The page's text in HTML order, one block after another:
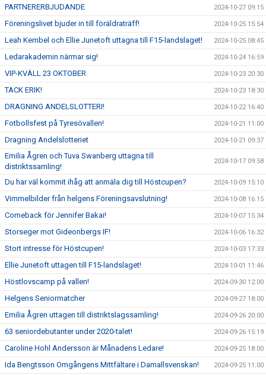
PARTNERERBJUDANDE 2024-10-27 09:15
Föreningslivet bjuder in till föräldraträff! 2024-10-25 15:54
Leah Kembel och Ellie Junetoft uttagna till F15-landslaget! 2024-10-25 08:45
Ledarakademin närmar sig! 2024-10-24 16:59
VIP-KVÄLL 23 OKTOBER 2024-10-23 20:30
TACK ERIK! 2024-10-23 18:30
DRAGNING ANDELSLOTTERI! 2024-10-22 16:40
Fotbollsfest på Tyresövallen! 2024-10-21 11:00
Dragning Andelslotteriet 2024-10-21 09:37
Emilia Ågren och Tuva Swanberg uttagna till
distriktssamling!
2024-10-17 09:58
Du har väl kommit ihåg att anmäla dig till Höstcupen? 2024-10-09 15:10
Vimmelbilder från helgens Föreningsavslutning! 2024-10-08 16:15
Comeback för Jennifer Bakai! 2024-10-07 15:34
Storseger mot Gideonbergs IF! 2024-10-06 16:32
Stort intresse för Höstcupen! 2024-10-03 17:33
Ellie Junetoft uttagen till F15-landslaget! 2024-10-01 11:46
Höstlovscamp på vallen! 2024-09-30 12:00
Helgens Seniormatcher 2024-09-27 18:00
Emilia Ågren uttagen till distriktslagssamling! 2024-09-26 20:00
63 seniordebutanter under 2020-talet! 2024-09-26 15:19
Caroline Hohl Andersson är Månadens Ledare! 2024-09-25 18:00
Ida Bengtsson Omgångens Mittfältare i Damallsvenskan! 2024-09-25 11:00